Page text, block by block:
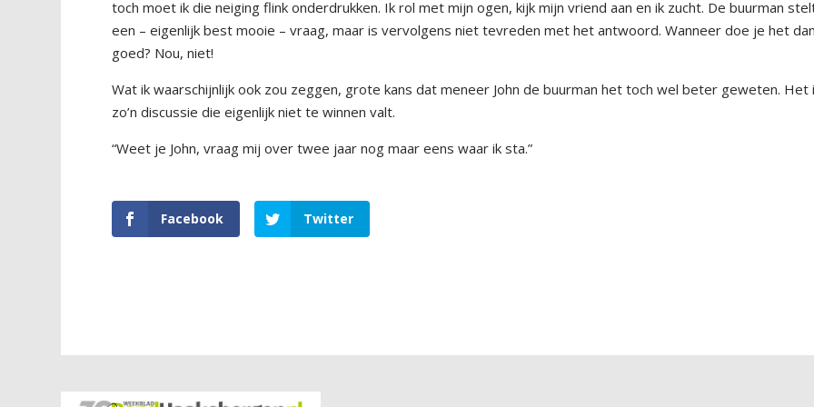
toch moet ik die neiging flink onderdrukken. Ik rol met mijn ogen, kijk mijn vriend aan en ik zucht. De buurman
een – eigenlijk best mooie – vraag, maar is vervolgens niet tevreden met het antwoord. Wanneer doe je het dan
goed? Nou, niet!
Wat ik waarschijnlijk ook zou zeggen, grote kans dat meneer John de buurman het toch wel beter geweten. Het
zo’n discussie die eigenlijk niet te winnen valt.
“Weet je John, vraag mij over twee jaar nog maar eens waar ik sta.”
Facebook Twitter